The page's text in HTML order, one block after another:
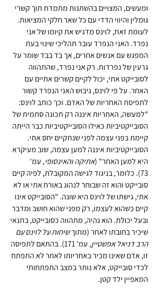
ומעשים, המצויים בהשתנות מתמדת תוך קשרי
גומלין והיווי הדדי עם כל שאר חלקי המציאות.
לעומת זאת, לוינס מדגיש את קיומו של אני
נפרד. האני הנפרד עובר תהליכי שינוי בעת
המפגש עם אנשים אחרים, אך בד בבד שומר על
גרעין של נפרדות. רק אני נפרד, שהתהווה
לסובייקט אתי, יכול לקיים קשרים אתיים עם
האחר. על פי לוינס, גיבוש האני הנפרד קשור
לתפיסת האחריות של האדם. וכך כותב לוינס:
"למעשה, האחריות איננה רק תכונה סתמית של
הסובייקטיביות כאילו הסובייקטיביות כבר הייתה
קיימת בפני עצמה לפני שנתקיים יחס אתי.
הסובייקטיביות איננה למען עצמה, שוב מעיקרא
היא למען האחר" (אתיקה והאינסופי, עמ'
73).
כלומר, בניגוד לגישה המקובלת, לפיה קיים
סובייקט והוא זה שבוחר לנהוג באורח אתי או לא
אתי, גישתו של לוינס היא שונה. "הסובייקט אינו
קיים כשהוא לעצמו, רק מפני שהוא חושב ומדבר
ובעל יכולת. הוא נהיה, מתהווה כסובייקט, בתנאי
שיכיר בחובתו לאחר (מתוך שיחות על לוינס עם
הרב דניאל אפשטיין
, עמ' 171). בהתאם לתפיסה
זו, אדם שאינו מכיר באחריותו לאחר לא התפתח
לכדי סובייקט, אלא נותר במצב התפתחותי
המאפיין ילד קטן.